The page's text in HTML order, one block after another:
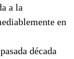
a la
en
década